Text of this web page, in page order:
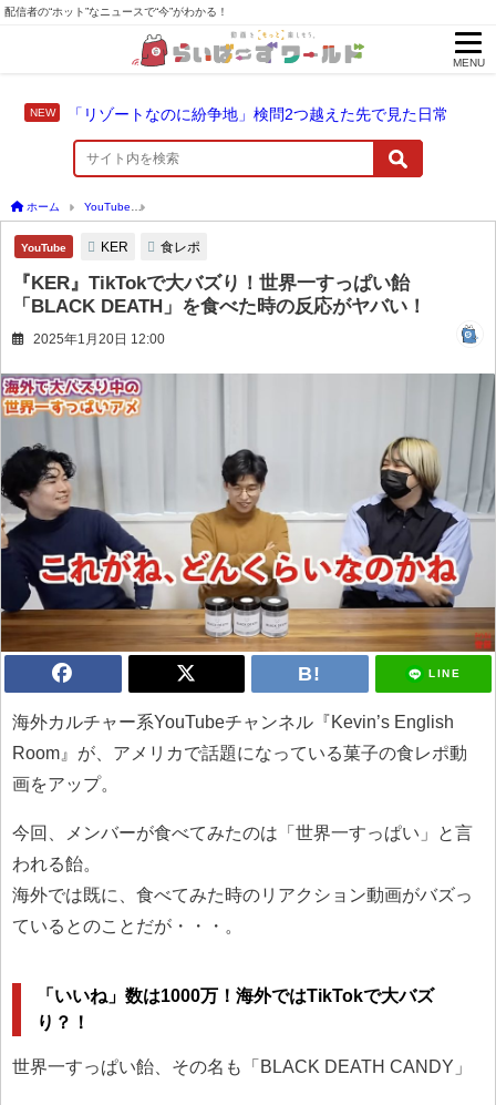
配信者の“ホット”なニュースで“今”がわかる！
MENU
「リゾートなのに紛争地」検問2つ越えた先で見た日常
ホーム YouTube
YouTube KER 食レポ
『KER』TikTokで大バズり！世界一すっぱい飴
「BLACK DEATH」を食べた時の反応がヤバい！
2025年1月20日 12:00
LINE
海外カルチャー系YouTubeチャンネル『Kevin’s English
Room』が、アメリカで話題になっている菓子の食レポ動
画をアップ。
今回、メンバーが食べてみたのは「世界一すっぱい」と言
われる飴。
海外では既に、食べてみた時のリアクション動画がバズっ
ているとのことだが・・・。
「いいね」数は1000万！海外ではTikTokで大バズ
り？！
世界一すっぱい飴、その名も「BLACK DEATH CANDY」